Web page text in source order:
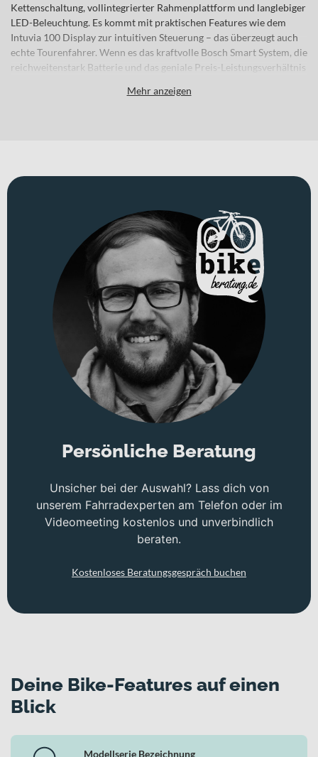
Kettenschaltung, vollintegrierter Rahmenplattform und langlebiger
LED-Beleuchtung. Es kommt mit praktischen Features wie dem
Intuvia 100 Display zur intuitiven Steuerung – das überzeugt auch
echte Tourenfahrer. Wenn es das kraftvolle Bosch Smart System, die
reichweitenstark Batterie und das geniale Preis-Leistungsverhältnis
Mehr anzeigen
Persönliche Beratung
Unsicher bei der Auswahl? Lass dich von
unserem Fahrradexperten am Telefon oder im
Videomeeting kostenlos und unverbindlich
beraten.
Kostenloses Beratungsgespräch buchen
Deine Bike-Features auf einen
Blick
Modellserie Bezeichnung